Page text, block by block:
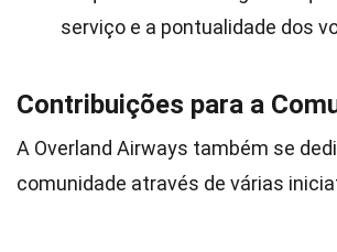
serviço e a pontualidade dos
Contribuições para a
A Overland Airways também se
comunidade através de várias